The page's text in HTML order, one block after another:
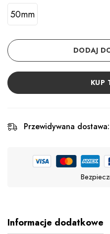
50mm
DODAJ
KUP
Przewidywana dostawa:
Informacje dodatkowe